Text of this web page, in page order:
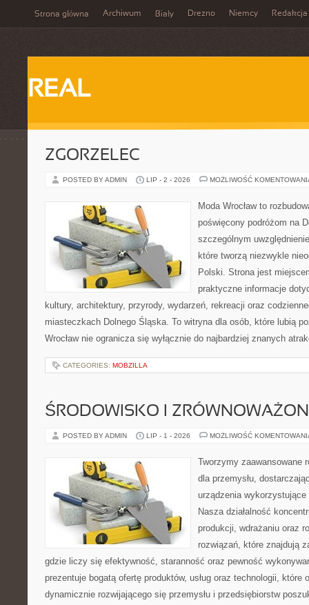
Strona główna Archiwum Biały Drezno Niemcy Redakcja
REAL
ZGORZELEC
POSTED BY ADMIN LIP - 2 - 2026 MOŻLIWOŚĆ
Moda Wrocław to
poświęcony podróżom na
szczególnym
które tworzą niezwykle
Polski. Strona jest
praktyczne informacje
kultury, architektury, przyrody, wydarzeń, rekreacji oraz
miasteczkach Dolnego Śląska. To witryna dla osób, które lubią
Wrocław nie ogranicza się wyłącznie do najbardziej znanych
CATEGORIES: MOBZILLA
ŚRODOWISKO I
POSTED BY ADMIN LIP - 1 - 2026 MOŻLIWOŚĆ
Tworzymy zaawansowane
dla przemysłu,
urządzenia
Nasza działalność
produkcji, wdrażaniu oraz
rozwiązań, które znajdują
gdzie liczy się efektywność, staranność oraz pewność
prezentuje bogatą ofertę produktów, usług oraz technologii, które
dynamicznie rozwijającego się przemysłu i przedsiębiorstw